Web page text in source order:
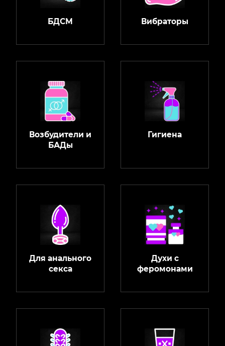
БДСМ Вибраторы
Возбудители и
БАДы
Гигиена
Для анального
секса
Духи с
феромонами